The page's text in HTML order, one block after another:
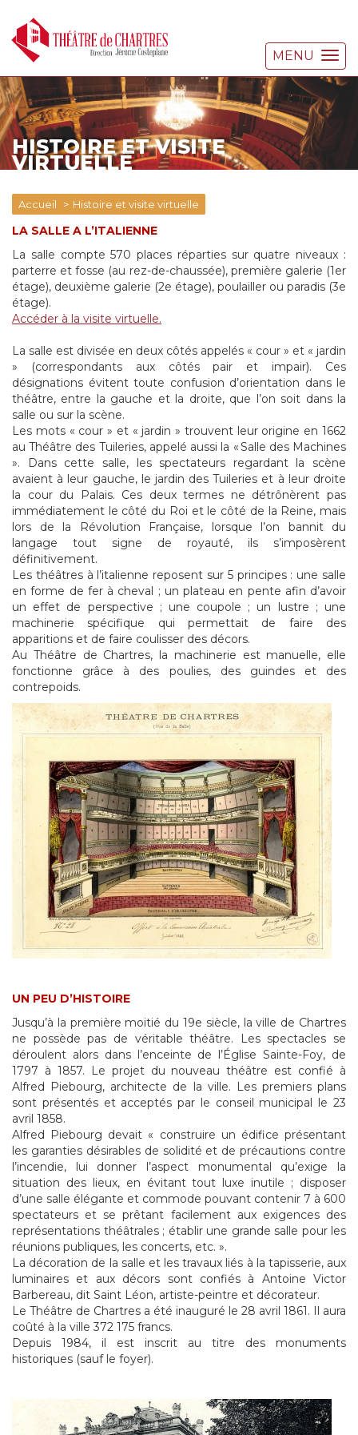
MENU
HISTOIRE ET VISITE
VIRTUELLE
Accueil Histoire et visite virtuelle
LA SALLE A L’ITALIENNE
La salle compte 570 places réparties sur quatre niveaux :
parterre et fosse (au rez-de-chaussée), première galerie (1er
étage), deuxième galerie (2e étage), poulailler ou paradis (3e
étage).
Accéder à la visite virtuelle.
La salle est divisée en deux côtés appelés « cour » et « jardin
» (correspondants aux côtés pair et impair). Ces
désignations évitent toute confusion d’orientation dans le
théâtre, entre la gauche et la droite, que l’on soit dans la
salle ou sur la scène.
Les mots « cour » et « jardin » trouvent leur origine en 1662
au Théâtre des Tuileries, appelé aussi la « Salle des Machines
». Dans cette salle, les spectateurs regardant la scène
avaient à leur gauche, le jardin des Tuileries et à leur droite
la cour du Palais. Ces deux termes ne détrônèrent pas
immédiatement le côté du Roi et le côté de la Reine, mais
lors de la Révolution Française, lorsque l’on bannit du
langage tout signe de royauté, ils s’imposèrent
définitivement.
Les théâtres à l’italienne reposent sur 5 principes : une salle
en forme de fer à cheval ; un plateau en pente afin d’avoir
un effet de perspective ; une coupole ; un lustre ; une
machinerie spécifique qui permettait de faire des
apparitions et de faire coulisser des décors.
Au Théâtre de Chartres, la machinerie est manuelle, elle
fonctionne grâce à des poulies, des guindes et des
contrepoids.
UN PEU D’HISTOIRE
Jusqu’à la première moitié du 19e siècle, la ville de Chartres
ne possède pas de véritable théâtre. Les spectacles se
déroulent alors dans l’enceinte de l’Église Sainte-Foy, de
1797 à 1857. Le projet du nouveau théâtre est confié à
Alfred Piebourg, architecte de la ville. Les premiers plans
sont présentés et acceptés par le conseil municipal le 23
avril 1858.
Alfred Piebourg devait « construire un édifice présentant
les garanties désirables de solidité et de précautions contre
l’incendie, lui donner l’aspect monumental qu’exige la
situation des lieux, en évitant tout luxe inutile ; disposer
d’une salle élégante et commode pouvant contenir 7 à 600
spectateurs et se prêtant facilement aux exigences des
représentations théâtrales ; établir une grande salle pour les
réunions publiques, les concerts, etc. ».
La décoration de la salle et les travaux liés à la tapisserie, aux
luminaires et aux décors sont confiés à Antoine Victor
Barbereau, dit Saint Léon, artiste-peintre et décorateur.
Le Théâtre de Chartres a été inauguré le 28 avril 1861. Il aura
coûté à la ville 372 175 francs.
Depuis 1984, il est inscrit au titre des monuments
historiques (sauf le foyer).